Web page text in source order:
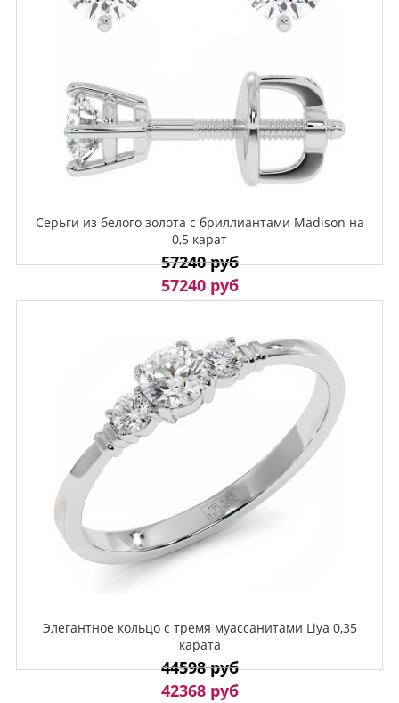
Серьги из белого золота с бриллиантами Madison на
0,5 карат
57240 руб
57240 руб
Элегантное кольцо с тремя муассанитами Liya 0,35
карата
44598 руб
42368 руб